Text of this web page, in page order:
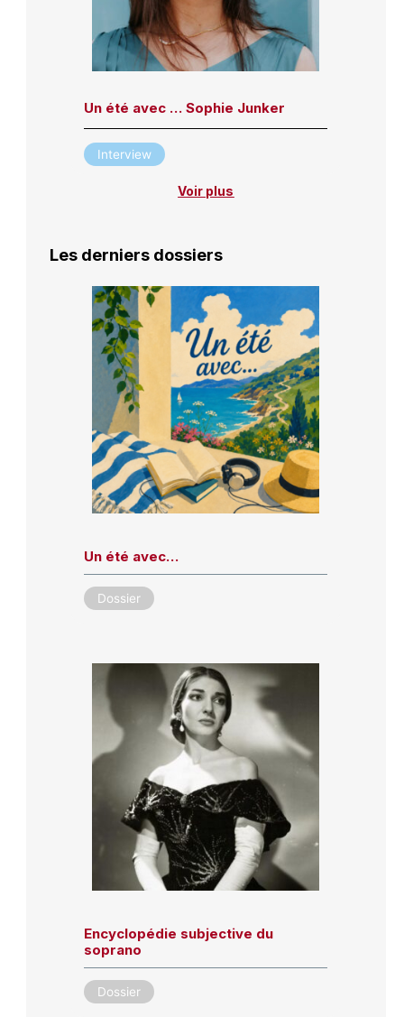
Un été avec … Sophie Junker
Interview
Voir plus
Les derniers dossiers
Un été avec…
Dossier
Encyclopédie subjective du
soprano
Dossier